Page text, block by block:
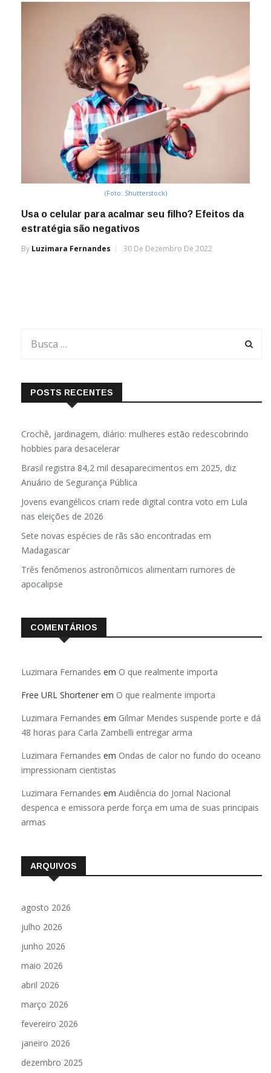
(Foto: Shutterstock)
Usa o celular para acalmar seu filho? Efeitos da
estratégia são negativos
By Luzimara Fernandes 30 De Dezembro De 2022
POSTS RECENTES
Crochê, jardinagem, diário: mulheres estão redescobrindo
hobbies para desacelerar
Brasil registra 84,2 mil desaparecimentos em 2025, diz
Anuário de Segurança Pública
Jovens evangélicos criam rede digital contra voto em Lula
nas eleições de 2026
Sete novas espécies de rãs são encontradas em
Madagascar
Três fenômenos astronômicos alimentam rumores de
apocalipse
COMENTÁRIOS
Luzimara Fernandes em O que realmente importa
Free URL Shortener em O que realmente importa
Luzimara Fernandes em Gilmar Mendes suspende porte e dá
48 horas para Carla Zambelli entregar arma
Luzimara Fernandes em Ondas de calor no fundo do oceano
impressionam cientistas
Luzimara Fernandes em Audiência do Jornal Nacional
despenca e emissora perde força em uma de suas principais
armas
ARQUIVOS
agosto 2026
julho 2026
junho 2026
maio 2026
abril 2026
março 2026
fevereiro 2026
janeiro 2026
dezembro 2025